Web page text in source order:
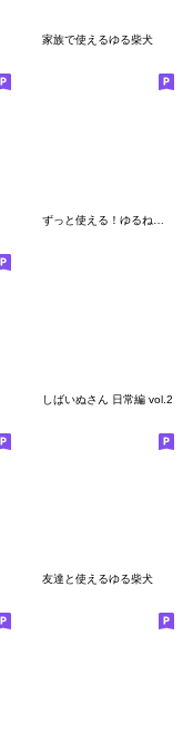
家族で使えるゆる柴犬
しばいぬさん 日常編 vol.2
友達と使えるゆる柴犬